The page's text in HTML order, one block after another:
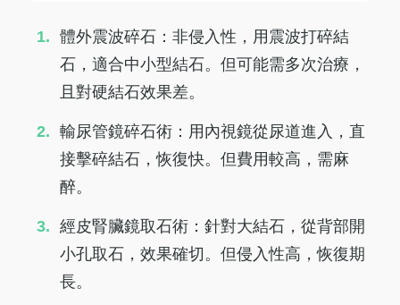
體外震波碎石：非侵入性，用震波打碎結
石，適合中小型結石。但可能需多次治療，
且對硬結石效果差。
輸尿管鏡碎石術：用內視鏡從尿道進入，直
接擊碎結石，恢復快。但費用較高，需麻
醉。
經皮腎臟鏡取石術：針對大結石，從背部開
小孔取石，效果確切。但侵入性高，恢復期
長。